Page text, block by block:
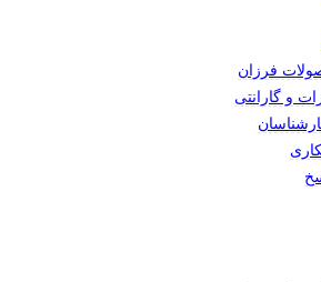
فرزان
و گارانتی